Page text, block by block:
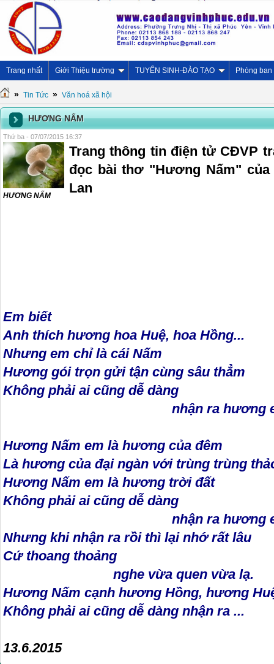
Trang nhất Giới Thiệu trường TUYỂN SINH-ĐÀO TẠO Phòng ban
» Tin Tức » Văn hoá xã hội
HƯƠNG NẤM
Thứ ba - 07/07/2015 16:37
HƯƠNG NẤM
Trang thông tin điện tử CĐVP
đọc bài thơ "Hương Nấm"
Lan
Em biết
Anh thích hương hoa Huệ, hoa Hồng...
Nhưng em chỉ là cái Nấm
Hương gói trọn gửi tận cùng sâu thẳm
Không phải ai cũng dễ dàng
nhận ra hương
Hương Nấm em là hương của đêm
Là hương của đại ngàn với trùng trùng
Hương Nấm em là hương trời đất
Không phải ai cũng dễ dàng
nhận ra hương em
Nhưng khi nhận ra rồi thì lại nhớ rất lâu
Cứ thoang thoảng
nghe vừa quen vừa lạ.
Hương Nấm cạnh hương Hồng, hương
Không phải ai cũng dễ dàng nhận ra ...
13.6.2015